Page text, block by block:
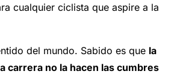
cualquier ciclista que aspire a la
del mundo. Sabido es que la
carrera no la hacen las cumbres